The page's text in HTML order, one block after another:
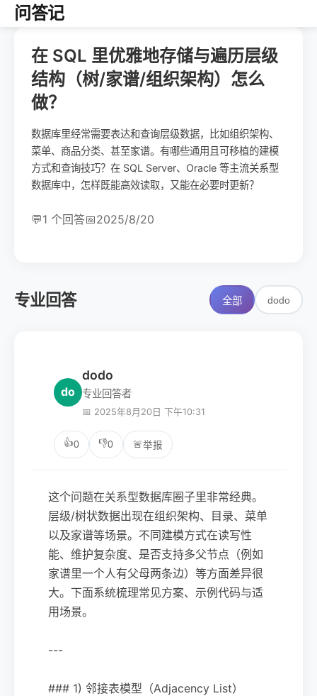
问答记
在 SQL 里优雅地存储与遍历层级
结构（树/家谱/组织架构）怎么
做？
数据库里经常需要表达和查询层级数据，比如组织架构、
菜单、商品分类、甚至家谱。有哪些通用且可移植的建模
方式和查询技巧？在 SQL Server、Oracle 等主流关系型
数据库中，怎样既能高效读取，又能在必要时更新？
💬1 个回答📅2025/8/20
专业回答 全部 dodo
do
dodo
专业回答者
📅 2025年8月20日 下午10:31
👍0 👎0 🚨举报
这个问题在关系型数据库圈子里非常经典。
层级/树状数据出现在组织架构、目录、菜单
以及家谱等场景。不同建模方式在读写性
能、维护复杂度、是否支持多父节点（例如
家谱里一个人有父母两条边）等方面差异很
大。下面系统梳理常见方案、示例代码与适
用场景。
---
### 1) 邻接表模型（Adjacency List）